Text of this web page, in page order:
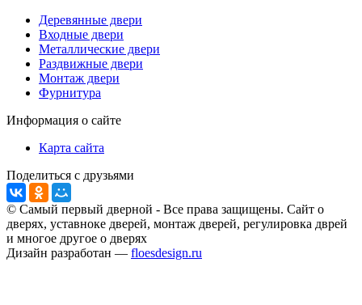
Деревянные двери
Входные двери
Металлические двери
Раздвижные двери
Монтаж двери
Фурнитура
Информация о сайте
Карта сайта
Поделиться с друзьями
© Самый первый дверной - Все права защищены. Сайт о
дверях, уставноке дверей, монтаж дверей, регулировка дврей
и многое другое о дверях
Дизайн разработан — floesdesign.ru